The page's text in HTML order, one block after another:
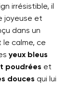
irrésistible, il
joyeuse et
dans un
calme, ce
yeux bleus
poudrées et
douces qui lui